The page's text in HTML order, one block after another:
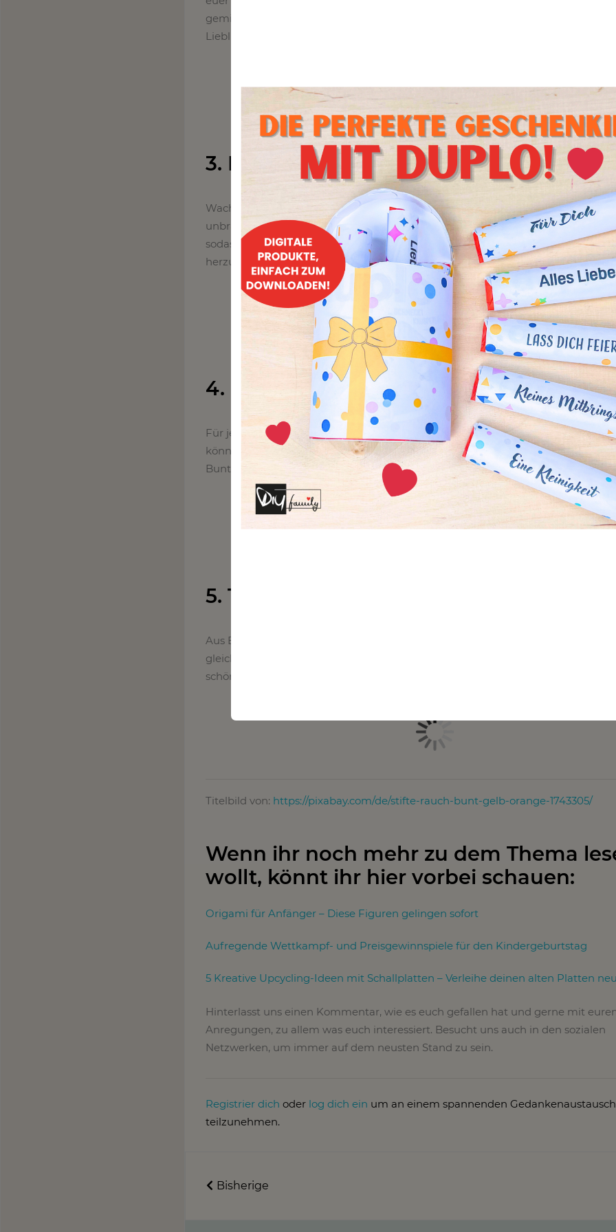
gemischt auswählen, es können aber auch unterschiedliche Nuancen eurer
Lieblingsfarbe sein.
3. Mischfarben
Wachsmalstifte können schnell aufgebraucht werden. Die Reststücke sind
unbrauchbar. Wenn man sie aber schmilzt, dann kann man die Farben
sodass eine ganz neue entsteht, oder ihr nehmt alle Überreste einer Farbe, um
herzustellen.
4. Ohrringe
Für jeden Künstler unter euch werden diese Ohrringe ein Statement setzten.
könnt ihr auch äußerlich eure Kreativität zeigen. Durch die große Auswahl von
Buntstiften könnt ihr euch auch bei der Farbwahl für die Ohrringe austoben.
5. Teelicht
Aus Buntstiften lässt sich ein schönes Teelicht gestalten, weil die Reste oft nicht
gleich lang sind. Wenn ihr die Stifte wie Palisaden um die Kerze anordnet,
schöne Deko für jeden Schreibtisch.
Titelbild von: https://pixabay.com/de/stifte-rauch-bunt-gelb-orange-1743305/
Wenn ihr noch mehr zu dem Thema
wollt, könnt ihr hier vorbei schauen:
Origami für Anfänger – Diese Figuren gelingen sofort
Aufregende Wettkampf- und Preisgewinnspiele für den Kindergeburtstag
5 Kreative Upcycling-Ideen mit Schallplatten – Verleihe deinen alten Platten
Hinterlasst uns einen Kommentar, wie es euch gefallen hat und gerne mit
Anregungen, zu allem was euch interessiert. Besucht uns auch in den sozialen
Netzwerken, um immer auf dem neusten Stand zu sein.
Registrier dich oder log dich ein um an einem spannenden Gedankenaustausch
teilzunehmen.
Bisherige